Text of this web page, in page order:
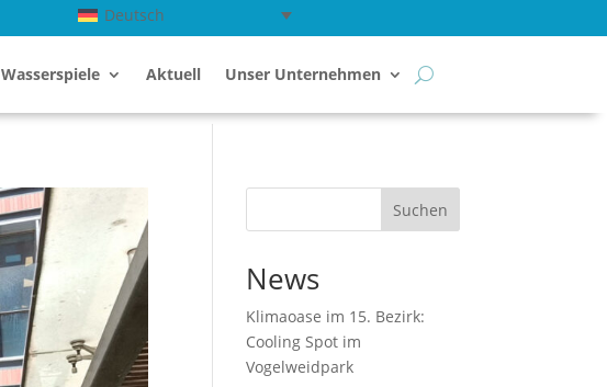
Deutsch
Wasserspiele Aktuell Unser Unternehmen
Suchen
News
Klimaoase im 15. Bezirk:
Cooling Spot im
Vogelweidpark